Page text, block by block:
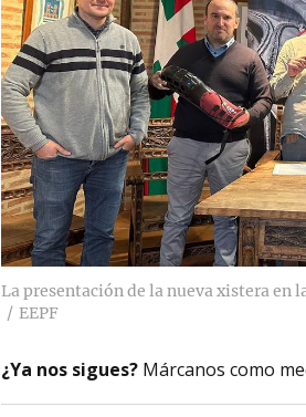
La presentación de la nueva xistera en
EEPF
¿Ya nos sigues? Márcanos como